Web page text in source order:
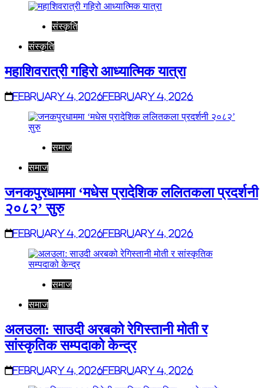
संस्कृति
संस्कृति
महाशिवरात्री गहिरो आध्यात्मिक यात्रा
February 4, 2026February 4, 2026
समाज
समाज
जनकपुरधाममा ‘मधेस प्रादेशिक ललितकला प्रदर्शनी
२०८२’ सुरु
February 4, 2026February 4, 2026
समाज
समाज
अलउला: साउदी अरबको रेगिस्तानी मोती र
सांस्कृतिक सम्पदाको केन्द्र
February 4, 2026February 4, 2026